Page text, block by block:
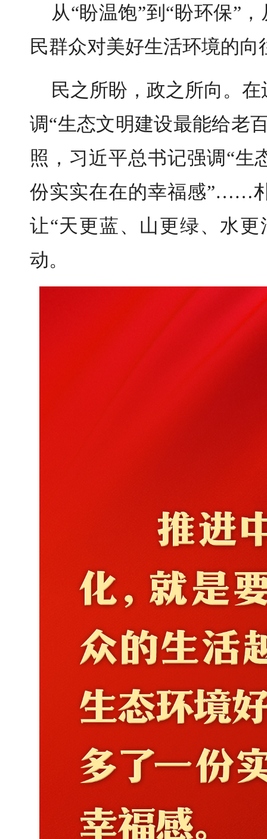
从“盼温饱”到“盼环保”
民群众对美好生活环境的向
民之所盼，政之所向。
调“生态文明建设最能给老
照，习近平总书记强调“生
份实实在在的幸福感”……
让“天更蓝、山更绿、水
动。